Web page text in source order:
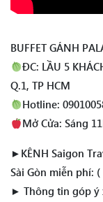
BUFFET GÁNH
ĐC: LẦU 5
Q.1, TP HCM
Hotline:
Mở Cửa: Sáng
►KÊNH Saigon
Sài Gòn miễn phí: (
► Thông tin góp ý